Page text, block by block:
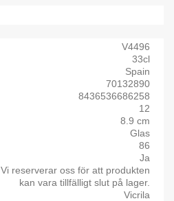
V4496
33cl
Spain
70132890
8436536686258
12
8.9 cm
Glas
86
Ja
Vi reserverar oss för att produkten
kan vara tillfälligt slut på lager.
Vicrila